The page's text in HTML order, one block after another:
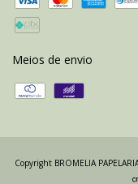
Meios de envio
Copyright BROMELIA